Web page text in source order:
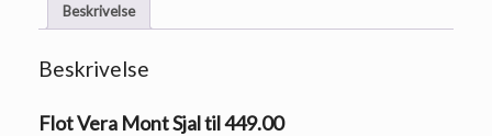
Beskrivelse
Beskrivelse
Flot Vera Mont Sjal til 449.00